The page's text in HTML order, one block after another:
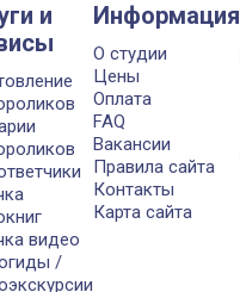
и
видео
/
Информация
О студии
Цены
Оплата
FAQ
Вакансии
Правила сайта
Контакты
Карта сайта